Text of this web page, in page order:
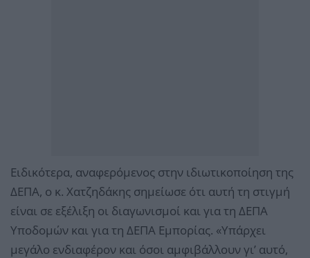
Ειδικότερα, αναφερόμενος στην ιδιωτικοποίηση της
ΔΕΠΑ, ο κ. Χατζηδάκης σημείωσε ότι αυτή τη στιγμή
είναι σε εξέλιξη οι διαγωνισμοί και για τη ΔΕΠΑ
Υποδομών και για τη ΔΕΠΑ Εμπορίας. «Υπάρχει
μεγάλο ενδιαφέρον και όσοι αμφιβάλλουν γι’ αυτό,